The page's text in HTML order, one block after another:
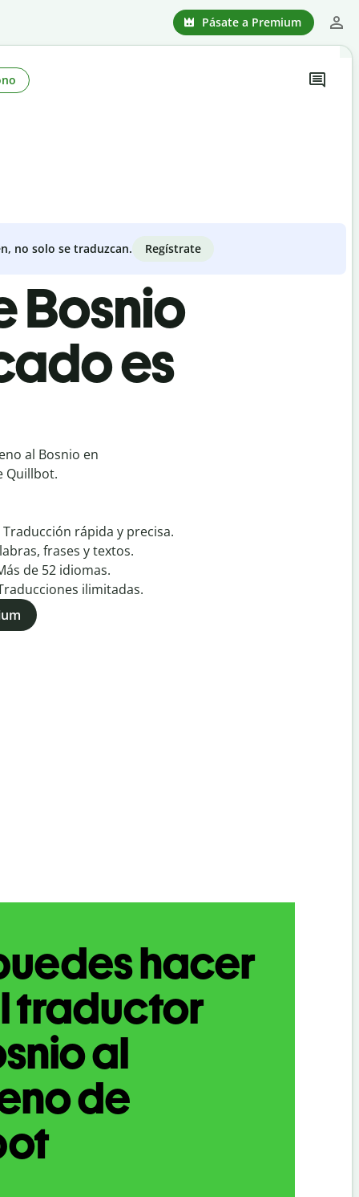
Pásate a Premium
no solo se traduzcan. Regístrate
Bosnio
es
al Bosnio en
Quillbot.
Traducción rápida y precisa.
frases y textos.
de 52 idiomas.
ilimitadas.
hacer
traductor
al
de